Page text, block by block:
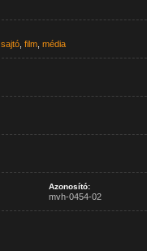
,sajtó ,film ,média
Azonosító:
mvh-0454-02